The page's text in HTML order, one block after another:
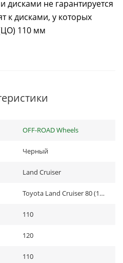
дисками не гарантируется
к дисками, у которых
110 мм
OFF-ROAD Wheels
Черный
Land Cruiser
Toyota Land Cruiser 80 (1988-1998)
110
120
110